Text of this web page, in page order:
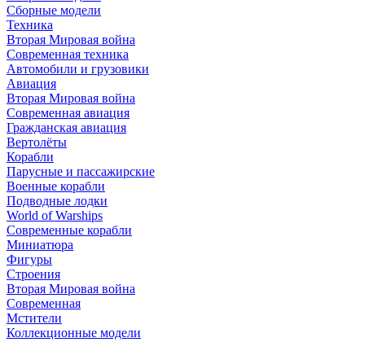
Сборные модели
Техника
Вторая Мировая война
Современная техника
Автомобили и грузовики
Авиация
Вторая Мировая война
Современная авиация
Гражданская авиация
Вертолёты
Корабли
Парусные и пассажирские
Военные корабли
Подводные лодки
World of Warships
Современные корабли
Миниатюра
Фигуры
Строения
Вторая Мировая война
Современная
Мстители
Коллекционные модели